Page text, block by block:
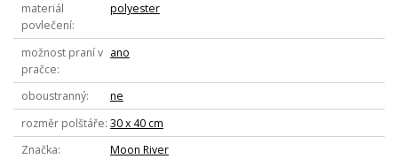
materiál
povlečení
polyester
možnost praní v
pračce
ano
oboustranný
ne
rozměr polštáře 30 x 40 cm
Značka
Moon River